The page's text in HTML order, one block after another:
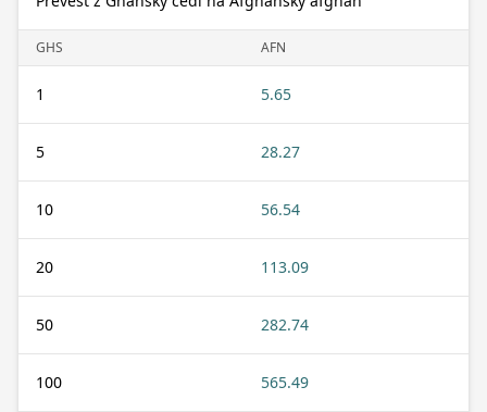
GHS AFN
1 5.65
5 28.27
10 56.54
20 113.09
50 282.74
100 565.49